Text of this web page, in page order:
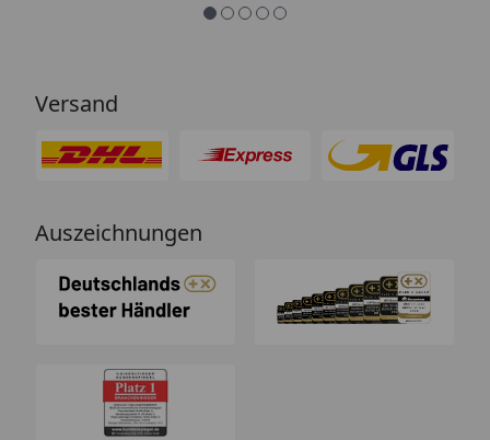
Versand
Auszeichnungen